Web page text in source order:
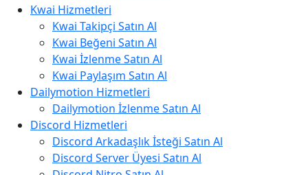
Kwai Hizmetleri
Kwai Takipçi Satın Al
Kwai Beğeni Satın Al
Kwai İzlenme Satın Al
Kwai Paylaşım Satın Al
Dailymotion Hizmetleri
Dailymotion İzlenme Satın Al
Discord Hizmetleri
Discord Arkadaşlık İsteği Satın Al
Discord Server Üyesi Satın Al